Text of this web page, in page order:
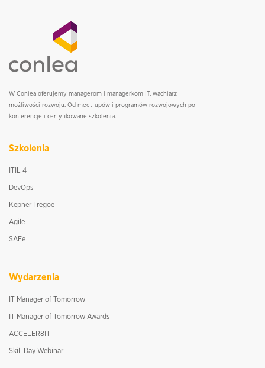
W Conlea oferujemy managerom i managerkom IT, wachlarz
możliwości rozwoju. Od meet-upów i programów rozwojowych po
konferencje i certyfikowane szkolenia.
Szkolenia
ITIL 4
DevOps
Kepner Tregoe
Agile
SAFe
Wydarzenia
IT Manager of Tomorrow
IT Manager of Tomorrow Awards
ACCELER8IT
Skill Day Webinar